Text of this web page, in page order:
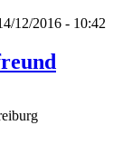
12/2016 - 10:42